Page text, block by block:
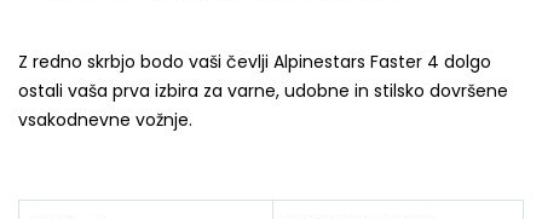
Z redno skrbjo bodo vaši čevlji Alpinestars Faster 4 dolgo
ostali vaša prva izbira za varne, udobne in stilsko dovršene
vsakodnevne vožnje.